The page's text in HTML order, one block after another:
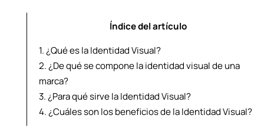
Índice del artículo
1.¿Qué es la Identidad Visual?
2.¿De qué se compone la identidad visual de una
marca?
3.¿Para qué sirve la Identidad Visual?
4.¿Cuáles son los beneficios de la Identidad Visual?